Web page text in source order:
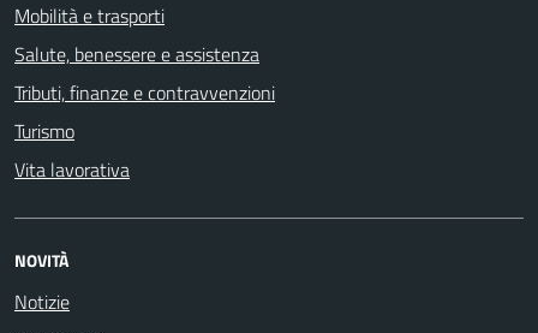
Mobilità e trasporti
Salute, benessere e assistenza
Tributi, finanze e contravvenzioni
Turismo
Vita lavorativa
NOVITÀ
Notizie